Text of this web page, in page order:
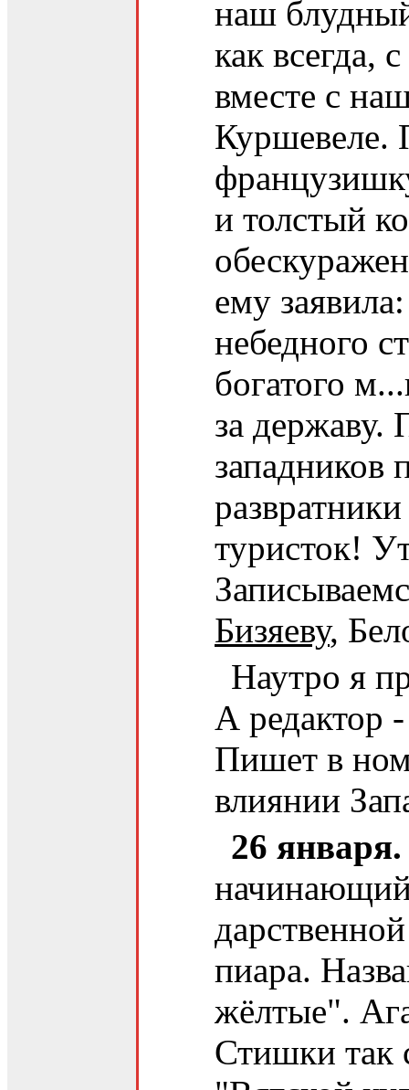
наш
как всегда,
вместе с
Куршевеле.
и толстый
ему
небедного
богатого
за державу.
западников
туристок!
Бизяеву,
Наутро я
А редактор
Пишет в
влиянии
26 января.
пиара.
жёлтые".
Стишки так